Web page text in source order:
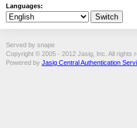
Languages:
Served by snape
Copyright © 2005 - 2012 Jasig, Inc. All rights
Powered by Jasig Central Authentication